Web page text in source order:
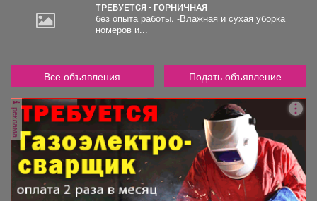
ТРЕБУЕТСЯ - ГОРНИЧНАЯ
без опыта работы. -Влажная и сухая уборка
номеров и...
Все объявления Подать объявление
реклама